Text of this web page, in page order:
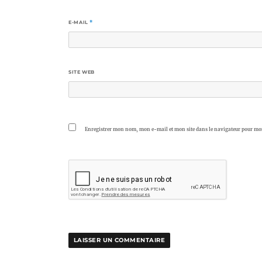
E-MAIL*
SITE WEB
Enregistrer mon nom, mon e-mail et mon site dans le navigateur pour